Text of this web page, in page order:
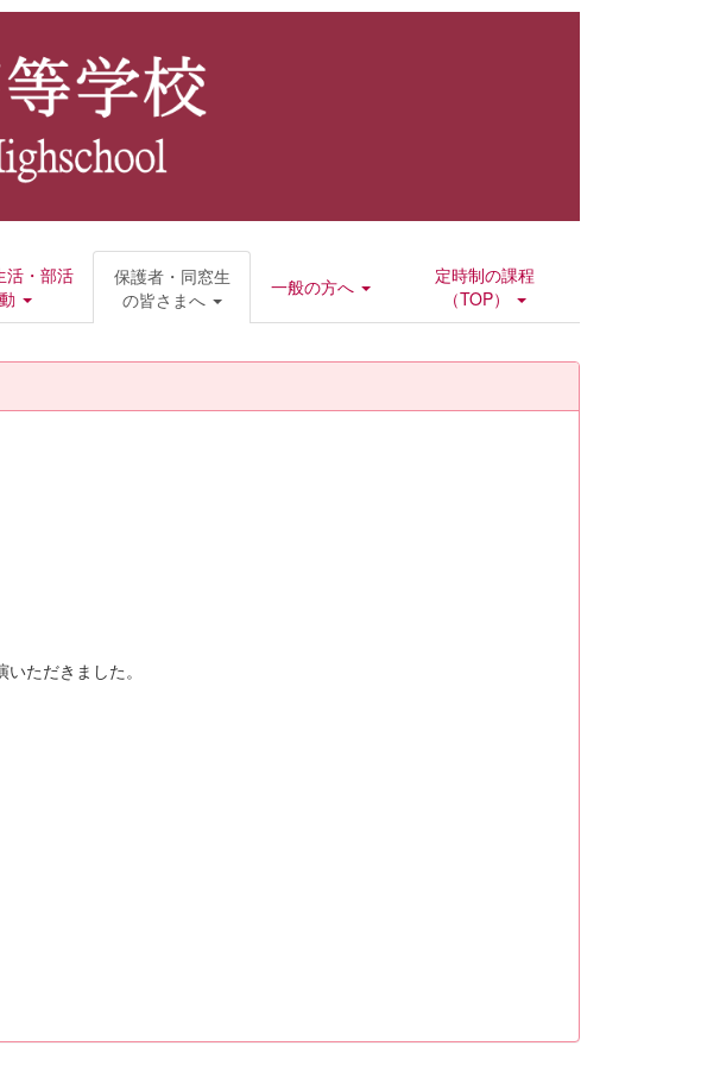
活・部活
動
保護者・同窓生
の皆さまへ
一般の方へ
定時制の課程
（TOP）
ただきました。